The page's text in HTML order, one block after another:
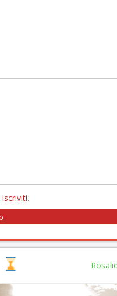
iscriviti.